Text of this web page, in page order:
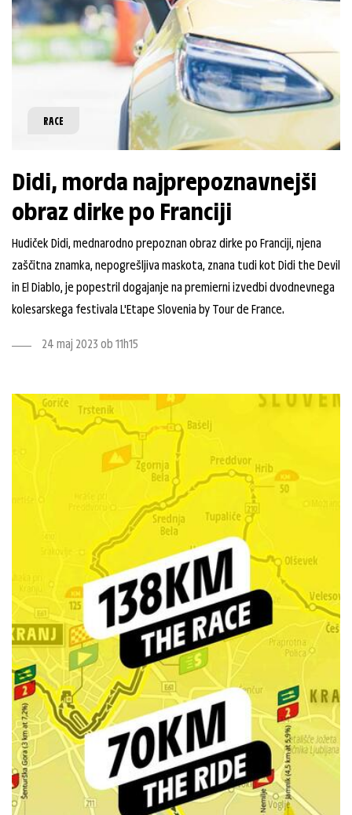
RACE
Didi, morda najprepoznavnejši
obraz dirke po Franciji
Hudiček Didi, mednarodno prepoznan obraz dirke po Franciji, njena
zaščitna znamka, nepogrešljiva maskota, znana tudi kot Didi the Devil
in El Diablo, je popestril dogajanje na premierni izvedbi dvodnevnega
kolesarskega festivala L'Etape Slovenia by Tour de France.
24 maj 2023 ob 11h15